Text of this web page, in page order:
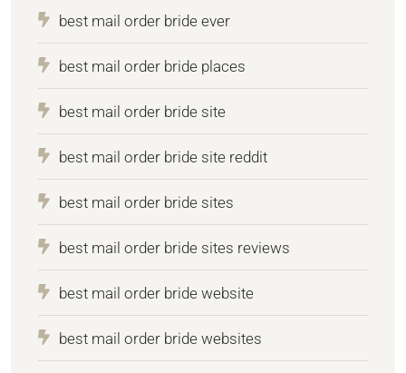
best mail order bride ever
best mail order bride places
best mail order bride site
best mail order bride site reddit
best mail order bride sites
best mail order bride sites reviews
best mail order bride website
best mail order bride websites